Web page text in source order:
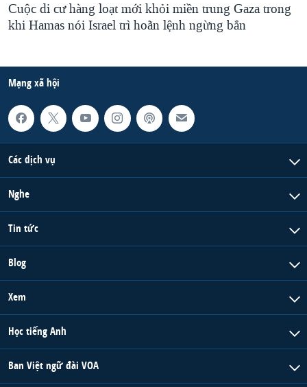
Cuộc di cư hàng loạt mới khỏi miền trung Gaza trong
khi Hamas nói Israel trì hoãn lệnh ngừng bắn
Mạng xã hội
Các dịch vụ
Nghe
Tin tức
Blog
Xem
Học tiếng Anh
Ban Việt ngữ đài VOA